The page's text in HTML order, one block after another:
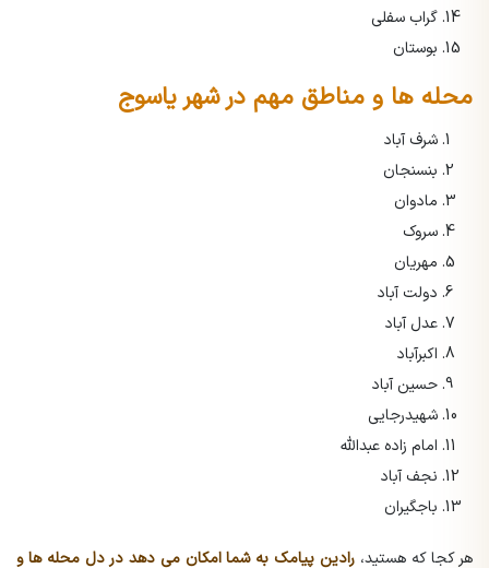
گراب سفلی
بوستان
محله ها و مناطق مهم در شهر یاسوج
شرف آباد
بنسنجان
مادوان
سروک
مهریان
دولت آباد
عدل آباد
اکبرآباد
حسین آباد
شهیدرجایی
امام زاده عبدالله
نجف آباد
باجگیران
هر کجا که هستید، رادین پیامک به شما امکان می دهد در دل محله ها و